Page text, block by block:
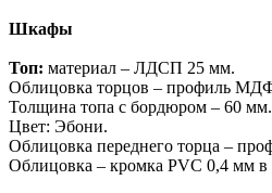
Шкафы
Топ: материал – ЛДСП 25 мм.
Облицовка торцов – профиль
Толщина топа с бордюром – 60 мм.
Цвет: Эбони.
Облицовка переднего торца –
Облицовка – кромка PVC 0,4 мм в